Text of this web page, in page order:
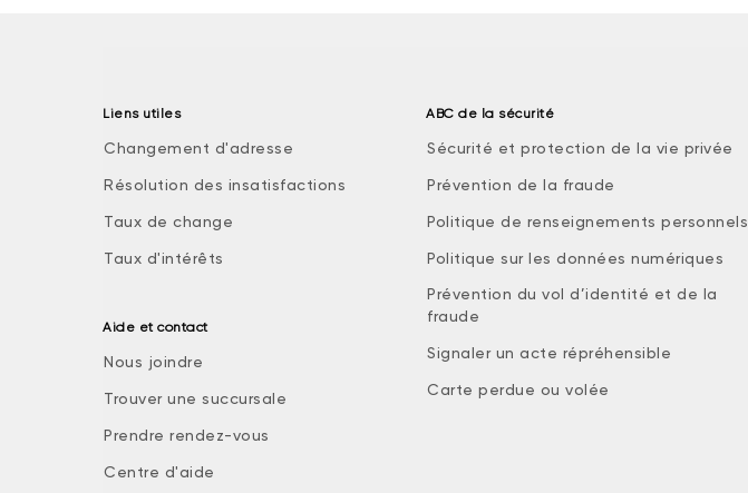
Liens utiles
Changement d'adresse
Résolution des insatisfactions
Taux de change
Taux d'intérêts
Aide et contact
Nous joindre
Trouver une succursale
Prendre rendez-vous
Centre d'aide
ABC de la sécurité
Sécurité et protection de la vie privée
Prévention de la fraude
Politique de renseignements personnels
Politique sur les données numériques
Prévention du vol d’identité et de la
fraude
Signaler un acte répréhensible
Carte perdue ou volée